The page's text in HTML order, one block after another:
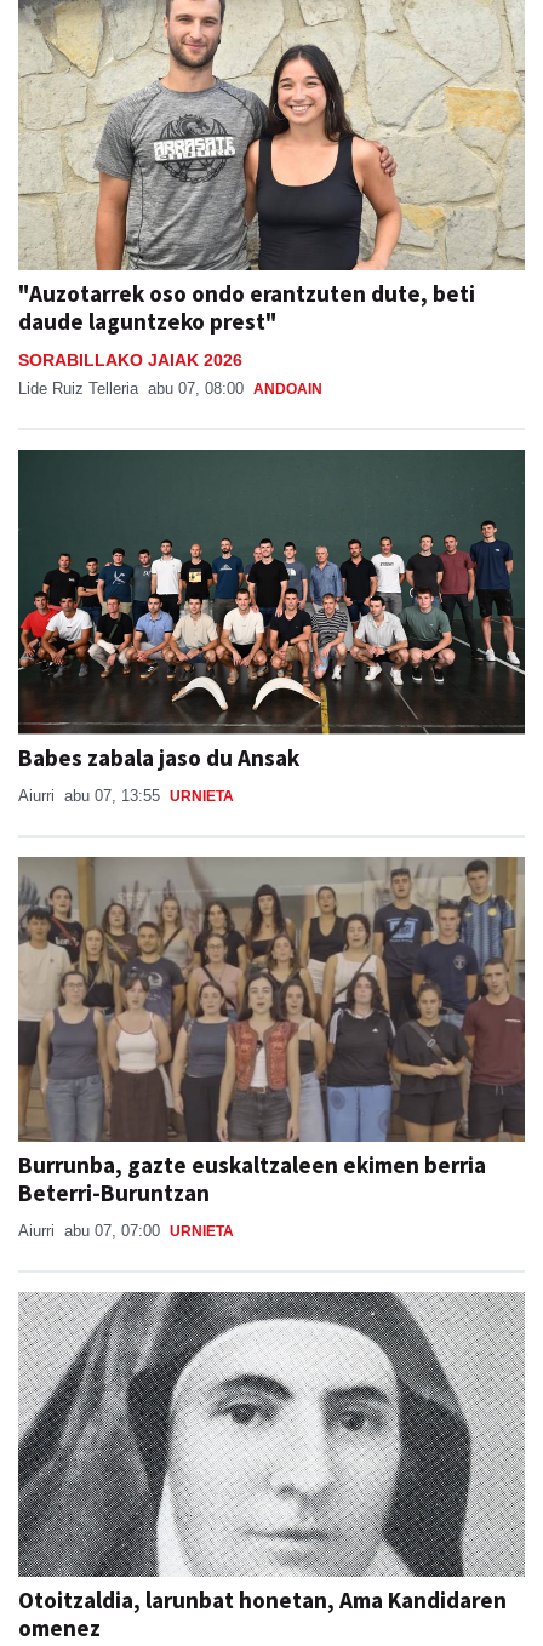
"Auzotarrek oso ondo erantzuten dute, beti
daude laguntzeko prest"
SORABILLAKO JAIAK 2026
Lide Ruiz Telleria abu 07, 08:00 ANDOAIN
Babes zabala jaso du Ansak
Aiurri abu 07, 13:55 URNIETA
Burrunba, gazte euskaltzaleen ekimen berria
Beterri-Buruntzan
Aiurri abu 07, 07:00 URNIETA
Otoitzaldia, larunbat honetan, Ama Kandidaren
omenez